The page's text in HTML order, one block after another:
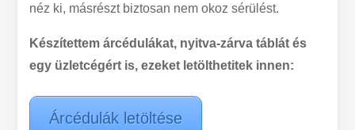
néz ki, másrészt biztosan nem okoz sérülést.
Készítettem árcédulákat, nyitva-zárva táblát és
egy üzletcégért is, ezeket letölthetitek innen:
Árcédulák letöltése